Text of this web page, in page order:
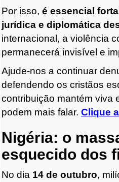
Por isso, é essencial
jurídica e diplomática
internacional, a violência
permanecerá invisível e
Ajude-nos a continuar
defendendo os cristãos
contribuição mantém viva
podem mais falar. Clique
Nigéria: o
esquecido dos
No dia 14 de outubro,